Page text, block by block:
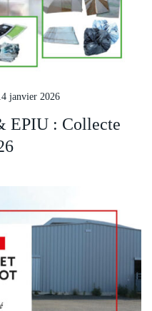
janvier 2026
EPIU : Collecte